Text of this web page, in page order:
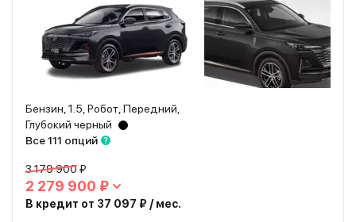
Бензин, 1.5, Робот, Передний,
Глубокий черный
Все 111 опций
3 179 900 ₽
2 279 900 ₽
В кредит от 37 097 ₽ / мес.